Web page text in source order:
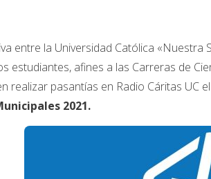
entre la Universidad Católica «Nuestra
estudiantes, afines a las Carreras de
realizar pasantías en Radio Cáritas UC
2021.